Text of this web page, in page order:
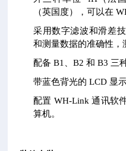
（英国度），可以在
采用数字滤波和滑差
和测量数据的准确性，
配备 B1、B2 和 B3 三
带蓝色背光的 LCD 显示
配置 WH-Link 通讯软
算机。